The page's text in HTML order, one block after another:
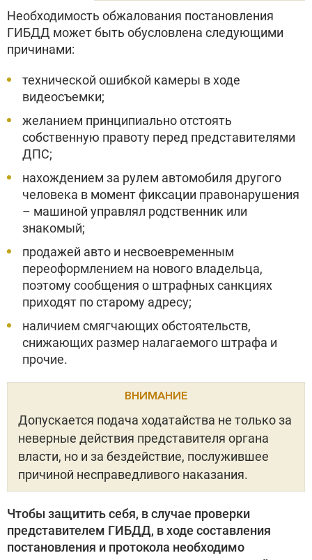
Необходимость обжалования постановления
ГИБДД может быть обусловлена следующими
причинами:
технической ошибкой камеры в ходе
видеосъемки;
желанием принципиально отстоять
собственную правоту перед представителями
ДПС;
нахождением за рулем автомобиля другого
человека в момент фиксации правонарушения
– машиной управлял родственник или
знакомый;
продажей авто и несвоевременным
переоформлением на нового владельца,
поэтому сообщения о штрафных санкциях
приходят по старому адресу;
наличием смягчающих обстоятельств,
снижающих размер налагаемого штрафа и
прочие.
ВНИМАНИЕ
Допускается подача ходатайства не только за
неверные действия представителя органа
власти, но и за бездействие, послужившее
причиной несправедливого наказания.
Чтобы защитить себя, в случае проверки
представителем ГИБДД, в ходе составления
постановления и протокола необходимо